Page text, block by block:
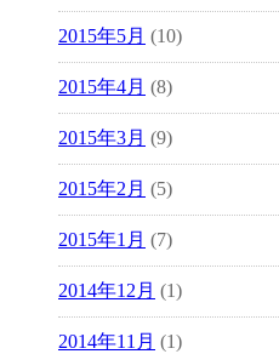
2015年5月 (10)
2015年4月 (8)
2015年3月 (9)
2015年2月 (5)
2015年1月 (7)
2014年12月 (1)
2014年11月 (1)